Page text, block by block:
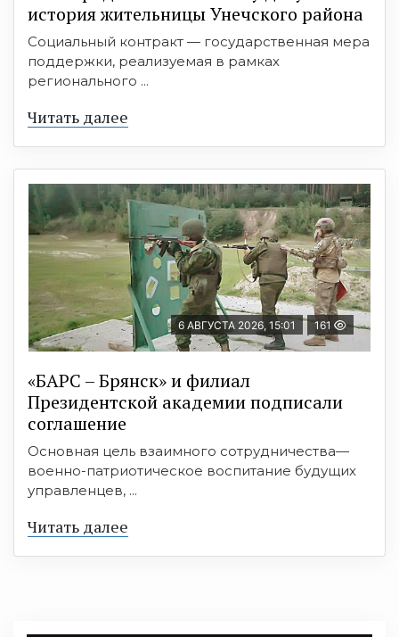
история жительницы Унечского района
Социальный контракт — государственная мера
поддержки, реализуемая в рамках
регионального ...
Читать далее
6 АВГУСТА 2026, 15:01 161
«БАРС – Брянск» и филиал
Президентской академии подписали
соглашение
Основная цель взаимного сотрудничества—
военно-патриотическое воспитание будущих
управленцев, ...
Читать далее